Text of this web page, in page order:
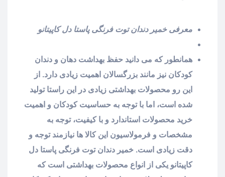
معرفی خمیر دندان توت فرنگی پاستا دل کاپیتانو
همانطور که می دانید حفظ بهداشت دهان و دندان
کودکان نیز مانند بزرگسالان اهمیت زیادی دارد. از
این رو محصولات بهداشتی زیادی در این راستا تولید
شده است، اما با توجه به حساسیت کودکان و اهمیت
خرید محصولات استاندارد و با کیفیت، توجه به
مشخصات و فرمولاسیون این کالا ها نیازمند توجه و
دقت زیادی است. خمیر دندان توت فرنگی پاستا دل
کاپیتانو یکی از انواع محصولات بهداشتی است که